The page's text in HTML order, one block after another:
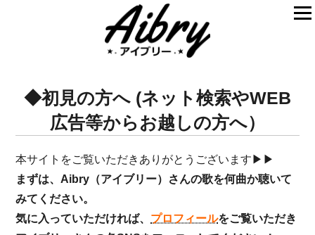
◆初見の方へ (ネット検索やWEB
広告等からお越しの方へ）
本サイトをご覧いただきありがとうございます▶▶
まずは、Aibry（アイブリー）さんの歌を何曲か聴いて
みてください。
気に入っていただければ、 プロフィールをご覧いただき